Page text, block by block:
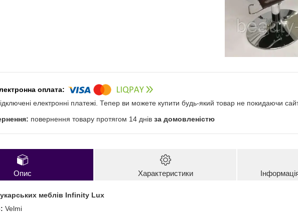
електронні платежі. Тепер ви можете купити будь-який товар не покидаючи
повернення товару протягом 14 днів за домовленістю
Опис Характеристики
меблів Infinity Lux
Velmi